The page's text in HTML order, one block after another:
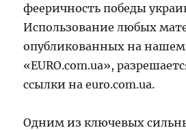
фееричность победы
Использование любых
опубликованных на нашем
«EURO.com.ua»,
ссылки на euro.com.ua.
Одним из ключевых